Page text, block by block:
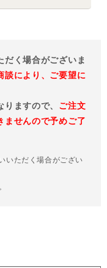
だく場合がございま
談により、ご要望に
ますので、 ご注文
ませんので予めご了
いただく場合がござい